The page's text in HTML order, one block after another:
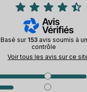
Basé sur 153 avis soumis à un
contrôle
Voir tous les avis sur ce